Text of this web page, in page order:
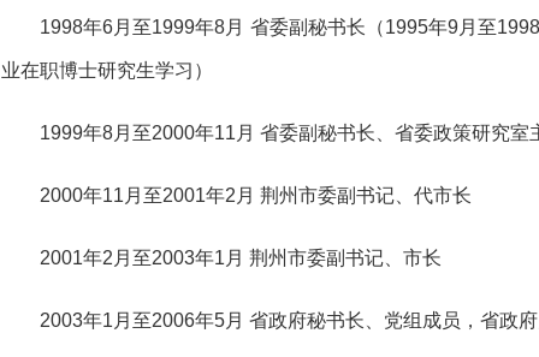
1998年6月至1999年8月 省委副秘书长（1995年9月至
业在职博士研究生学习）
1999年8月至2000年11月 省委副秘书长、省委政策研究室
2000年11月至2001年2月 荆州市委副书记、代市长
2001年2月至2003年1月 荆州市委副书记、市长
2003年1月至2006年5月 省政府秘书长、党组成员，省政